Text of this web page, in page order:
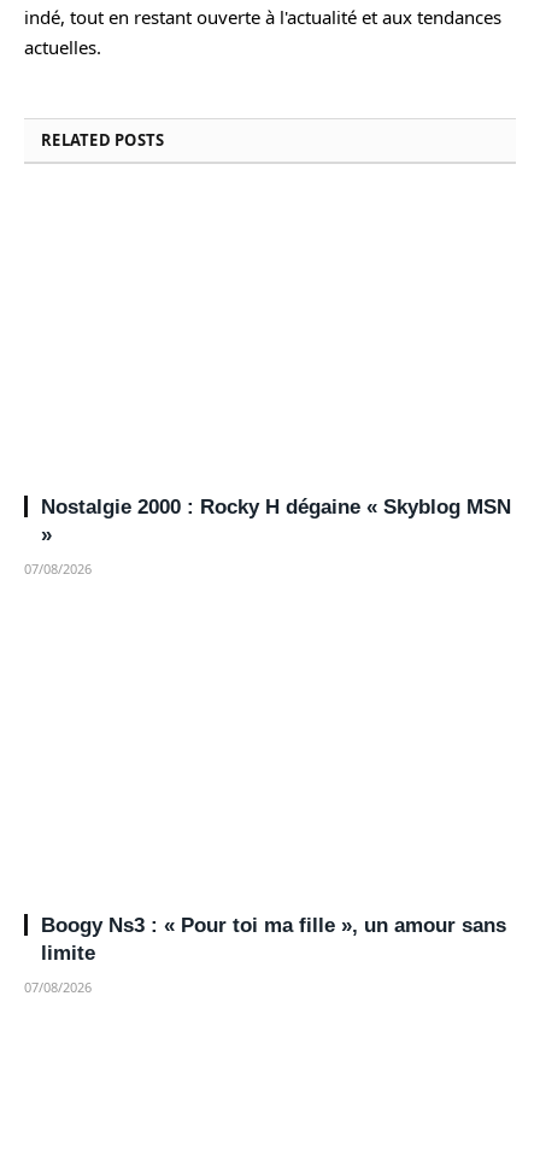
indé, tout en restant ouverte à l'actualité et aux tendances
actuelles.
RELATED POSTS
Nostalgie 2000 : Rocky H dégaine « Skyblog MSN
»
07/08/2026
Boogy Ns3 : « Pour toi ma fille », un amour sans
limite
07/08/2026